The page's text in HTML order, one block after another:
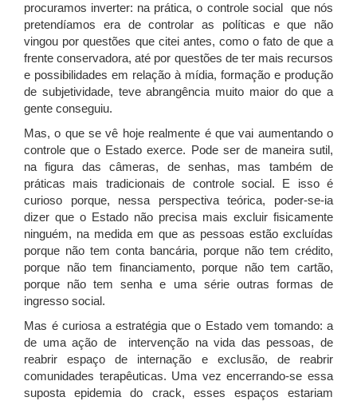
procuramos inverter: na prática, o controle social que nós
pretendíamos era de controlar as políticas e que não
vingou por questões que citei antes, como o fato de que a
frente conservadora, até por questões de ter mais recursos
e possibilidades em relação à mídia, formação e produção
de subjetividade, teve abrangência muito maior do que a
gente conseguiu.
Mas, o que se vê hoje realmente é que vai aumentando o
controle que o Estado exerce. Pode ser de maneira sutil,
na figura das câmeras, de senhas, mas também de
práticas mais tradicionais de controle social. E isso é
curioso porque, nessa perspectiva teórica, poder-se-ia
dizer que o Estado não precisa mais excluir fisicamente
ninguém, na medida em que as pessoas estão excluídas
porque não tem conta bancária, porque não tem crédito,
porque não tem financiamento, porque não tem cartão,
porque não tem senha e uma série outras formas de
ingresso social.
Mas é curiosa a estratégia que o Estado vem tomando: a
de uma ação de intervenção na vida das pessoas, de
reabrir espaço de internação e exclusão, de reabrir
comunidades terapêuticas. Uma vez encerrando-se essa
suposta epidemia do crack, esses espaços estariam